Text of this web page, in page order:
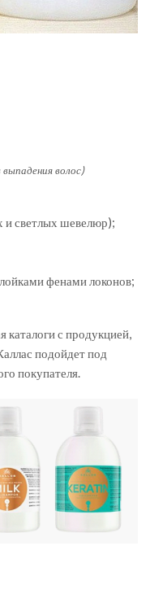
волос)
и светлых шевелюр);
фенами локонов;
каталоги с продукцией,
подойдет под
покупателя.